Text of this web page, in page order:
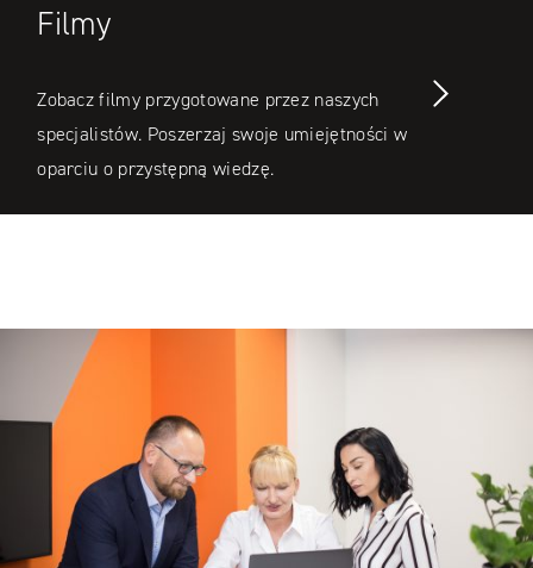
Filmy
Zobacz filmy przygotowane przez naszych
specjalistów. Poszerzaj swoje umiejętności w
oparciu o przystępną wiedzę.